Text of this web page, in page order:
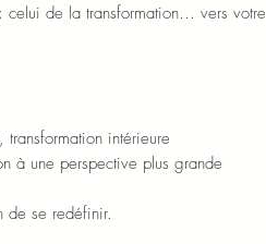
celui de la transformation… vers votre
intérieure
à une perspective plus grande
de se redéfinir.